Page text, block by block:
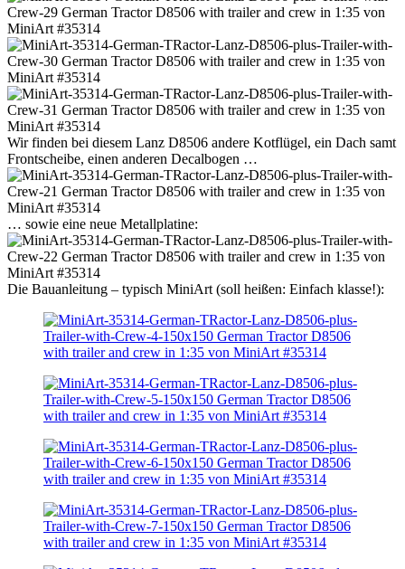
Wir finden bei diesem Lanz D8506 andere Kotflügel, ein Dach samt
Frontscheibe, einen anderen Decalbogen …
… sowie eine neue Metallplatine:
Die Bauanleitung – typisch MiniArt (soll heißen: Einfach klasse!):